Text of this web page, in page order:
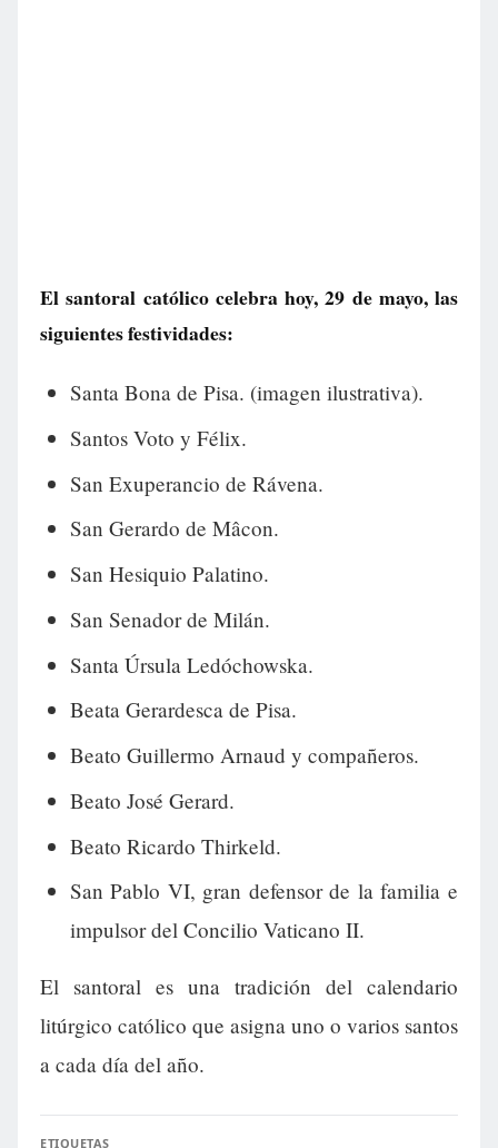
El santoral católico celebra hoy, 29 de mayo, las
siguientes festividades:
Santa Bona de Pisa. (imagen ilustrativa).
Santos Voto y Félix.
San Exuperancio de Rávena.
San Gerardo de Mâcon.
San Hesiquio Palatino.
San Senador de Milán.
Santa Úrsula Ledóchowska.
Beata Gerardesca de Pisa.
Beato Guillermo Arnaud y compañeros.
Beato José Gerard.
Beato Ricardo Thirkeld.
San Pablo VI, gran defensor de la familia e
impulsor del Concilio Vaticano II.
El santoral es una tradición del calendario
litúrgico católico que asigna uno o varios santos
a cada día del año.
ETIQUETAS